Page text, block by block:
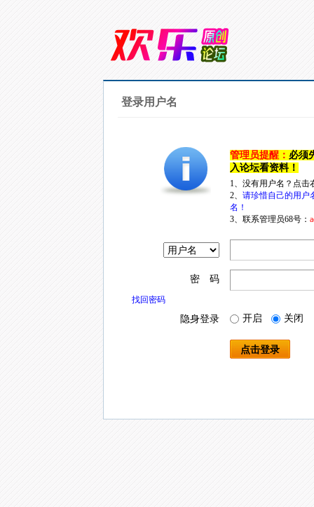
登录用户名
管理员提醒： 必须
入论坛看资料！
1、没有用户名？点
2、 请珍惜自己的用户
名！
3、联系管理员68号：
密 码
找回密码
隐身登录 开启 关闭
点击登录